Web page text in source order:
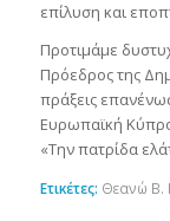
επίλυση και
Προτιμάμε
Πρόεδρος της
πράξεις
Ευρωπαϊκή
«Την πατρίδα
Ετικέτες: Θεανώ Β.